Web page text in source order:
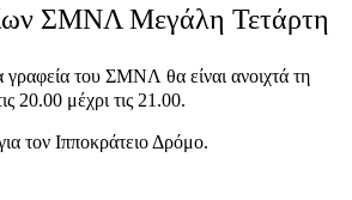
ΣΜΝΛ Μεγάλη Τετάρτη
του ΣΜΝΛ θα είναι ανοιχτά τη
20.00 μέχρι τις 21.00.
τον Ιπποκράτειο Δρόμο.